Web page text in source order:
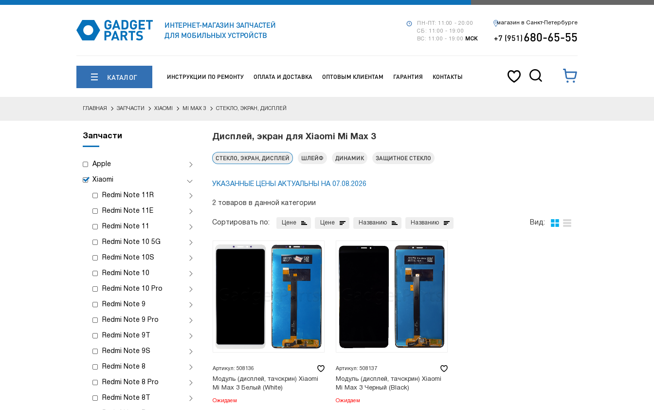
ИНТЕРНЕТ-МАГАЗИН ЗАПЧАСТЕЙ
ДЛЯ МОБИЛЬНЫХ УСТРОЙСТВ
ПН-ПТ: 11:00 - 20:00
СБ: 11:00 - 19:00
ВС: 11:00 - 19:00
МСК
магазин в Санкт-Петербурге
+7 (951)680-65-55
КАТАЛОГ ИНСТРУКЦИИ ПО РЕМОНТУ ОПЛАТА И ДОСТАВКА ОПТОВЫМ КЛИЕНТАМ ГАРАНТИЯ КОНТАКТЫ
ГЛАВНАЯ ЗАПЧАСТИ XIAOMI MI MAX 3 СТЕКЛО, ЭКРАН, ДИСПЛЕЙ
Запчасти
Apple
Xiaomi
Redmi Note 11R
Redmi Note 11E
Redmi Note 11
Redmi Note 10 5G
Redmi Note 10S
Redmi Note 10
Redmi Note 10 Pro
Redmi Note 9
Redmi Note 9 Pro
Redmi Note 9T
Redmi Note 9S
Redmi Note 8
Redmi Note 8 Pro
Redmi Note 8T
Дисплей, экран для Xiaomi Mi Max 3
СТЕКЛО, ЭКРАН, ДИСПЛЕЙ ШЛЕЙФ ДИНАМИК ЗАЩИТНОЕ СТЕКЛО
УКАЗАННЫЕ ЦЕНЫ АКТУАЛЬНЫ НА 07.08.2026
2 товаров в данной категории
Вид:
Сортировать по: Цене Цене Названию Названию
Артикул: 508136
Модуль (дисплей, тачскрин) Xiaomi
Mi Max 3 Белый (White)
Ожидаем
Артикул: 508137
Модуль (дисплей, тачскрин) Xiaomi
Mi Max 3 Черный (Black)
Ожидаем